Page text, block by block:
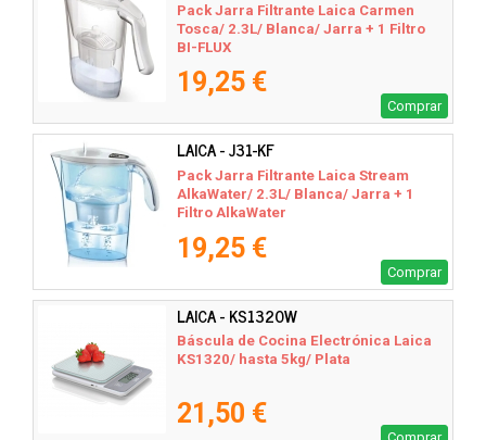
Pack Jarra Filtrante Laica Carmen
Tosca/ 2.3L/ Blanca/ Jarra + 1 Filtro
BI-FLUX
19,25 €
Comprar
LAICA - J31-KF
Pack Jarra Filtrante Laica Stream
AlkaWater/ 2.3L/ Blanca/ Jarra + 1
Filtro AlkaWater
19,25 €
Comprar
LAICA - KS1320W
Báscula de Cocina Electrónica Laica
KS1320/ hasta 5kg/ Plata
21,50 €